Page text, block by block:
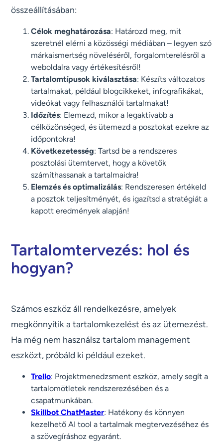
összeállításában:
Célok meghatározása: Határozd meg, mit
szeretnél elérni a közösségi médiában – legyen szó
márkaismertség növeléséről, forgalomterelésről a
weboldalra vagy értékesítésről!
Tartalomtípusok kiválasztása: Készíts változatos
tartalmakat, például blogcikkeket, infografikákat,
videókat vagy felhasználói tartalmakat!
Időzítés: Elemezd, mikor a legaktívabb a
célközönséged, és ütemezd a posztokat ezekre az
időpontokra!
Következetesség: Tartsd be a rendszeres
posztolási ütemtervet, hogy a követők
számíthassanak a tartalmaidra!
Elemzés és optimalizálás: Rendszeresen értékeld
a posztok teljesítményét, és igazítsd a stratégiát a
kapott eredmények alapján!
Tartalomtervezés: hol és
hogyan?
Számos eszköz áll rendelkezésre, amelyek
megkönnyítik a tartalomkezelést és az ütemezést.
Ha még nem használsz tartalom management
eszközt, próbáld ki például ezeket.
Trello: Projektmenedzsment eszköz, amely segít a
tartalomötletek rendszerezésében és a
csapatmunkában.
Skillbot ChatMaster: Hatékony és könnyen
kezelhető AI tool a tartalmak megtervezéséhez és
a szövegíráshoz egyaránt.